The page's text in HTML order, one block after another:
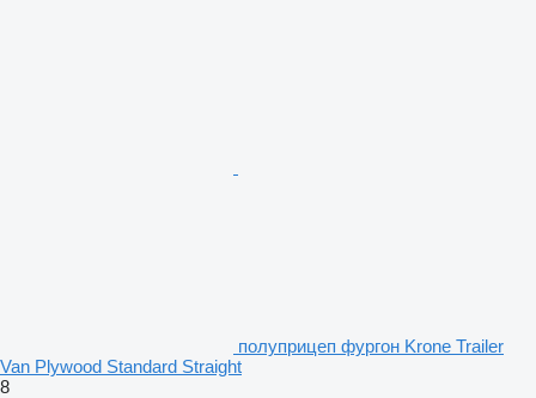
полуприцеп фургон Krone Trailer
Van Plywood Standard Straight
8